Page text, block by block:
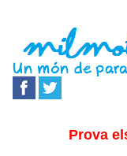
Prova